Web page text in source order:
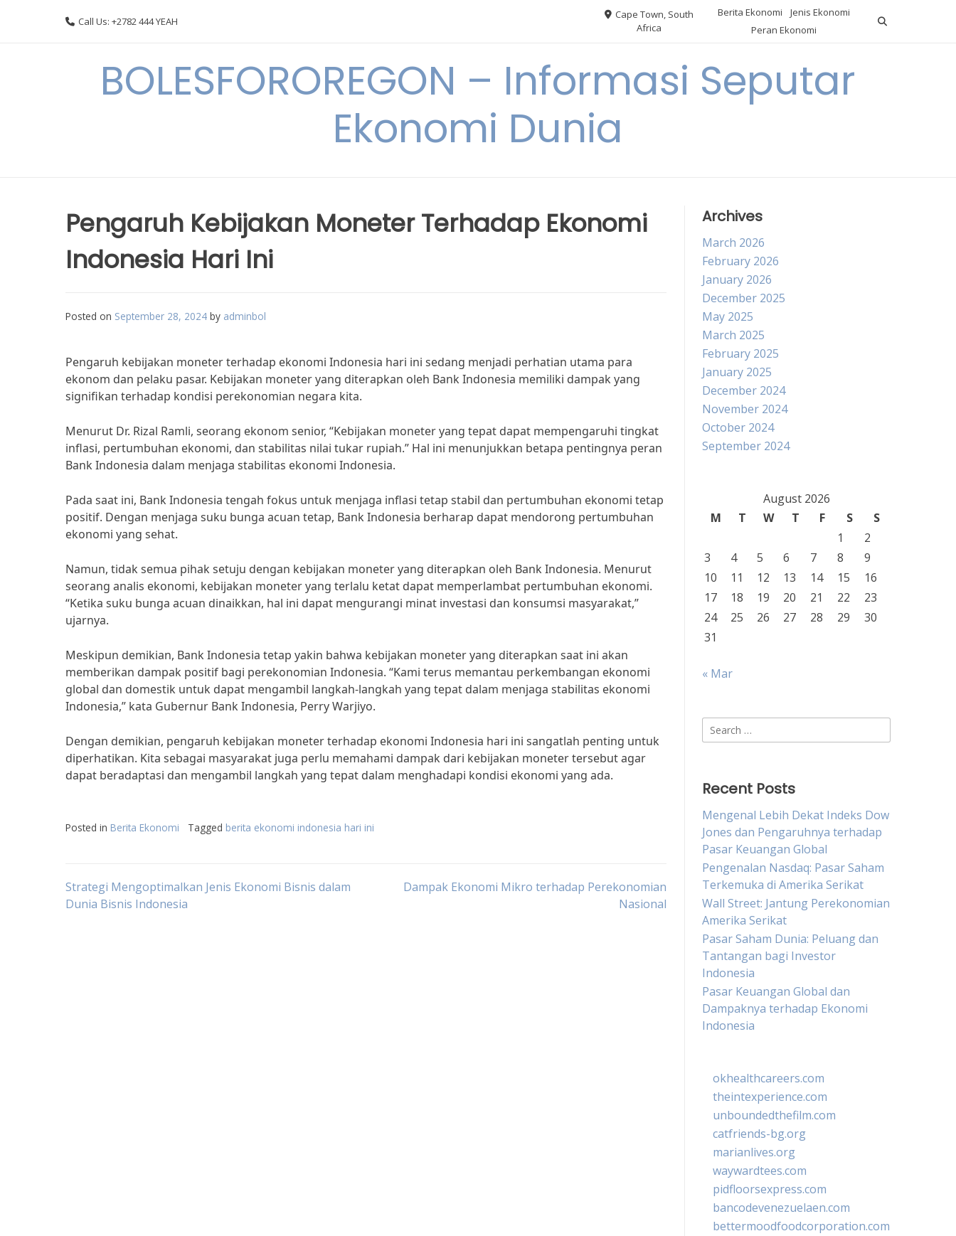
Call Us: +2782 444 YEAH
Cape Town, South
Africa
Berita Ekonomi
Jenis Ekonomi
Peran Ekonomi
BOLESFOROREGON – Informasi Seputar
Ekonomi Dunia
Pengaruh Kebijakan Moneter Terhadap Ekonomi
Indonesia Hari Ini
Posted on September 28, 2024 by adminbol
Pengaruh kebijakan moneter terhadap ekonomi Indonesia hari ini sedang menjadi perhatian utama para
ekonom dan pelaku pasar. Kebijakan moneter yang diterapkan oleh Bank Indonesia memiliki dampak yang
signifikan terhadap kondisi perekonomian negara kita.
Menurut Dr. Rizal Ramli, seorang ekonom senior, “Kebijakan moneter yang tepat dapat mempengaruhi tingkat
inflasi, pertumbuhan ekonomi, dan stabilitas nilai tukar rupiah.” Hal ini menunjukkan betapa pentingnya peran
Bank Indonesia dalam menjaga stabilitas ekonomi Indonesia.
Pada saat ini, Bank Indonesia tengah fokus untuk menjaga inflasi tetap stabil dan pertumbuhan ekonomi tetap
positif. Dengan menjaga suku bunga acuan tetap, Bank Indonesia berharap dapat mendorong pertumbuhan
ekonomi yang sehat.
Namun, tidak semua pihak setuju dengan kebijakan moneter yang diterapkan oleh Bank Indonesia. Menurut
seorang analis ekonomi, kebijakan moneter yang terlalu ketat dapat memperlambat pertumbuhan ekonomi.
“Ketika suku bunga acuan dinaikkan, hal ini dapat mengurangi minat investasi dan konsumsi masyarakat,”
ujarnya.
Meskipun demikian, Bank Indonesia tetap yakin bahwa kebijakan moneter yang diterapkan saat ini akan
memberikan dampak positif bagi perekonomian Indonesia. “Kami terus memantau perkembangan ekonomi
global dan domestik untuk dapat mengambil langkah-langkah yang tepat dalam menjaga stabilitas ekonomi
Indonesia,” kata Gubernur Bank Indonesia, Perry Warjiyo.
Dengan demikian, pengaruh kebijakan moneter terhadap ekonomi Indonesia hari ini sangatlah penting untuk
diperhatikan. Kita sebagai masyarakat juga perlu memahami dampak dari kebijakan moneter tersebut agar
dapat beradaptasi dan mengambil langkah yang tepat dalam menghadapi kondisi ekonomi yang ada.
Posted in Berita Ekonomi Tagged berita ekonomi indonesia hari ini
Post
Strategi Mengoptimalkan Jenis Ekonomi Bisnis dalam
Dunia Bisnis Indonesia
Dampak Ekonomi Mikro terhadap Perekonomian
Nasional
Archives
March 2026
February 2026
January 2026
December 2025
May 2025
March 2025
February 2025
January 2025
December 2024
November 2024
October 2024
September 2024
August 2026
M
T W T F S
S
1
2
3
4 5 6 7 8
9
10
11 12 13 14 15
16
17
18 19 20 21 22
23
24
25 26 27 28 29
30
31
« Mar
Search
for:
Recent Posts
Mengenal Lebih Dekat Indeks Dow
Jones dan Pengaruhnya terhadap
Pasar Keuangan Global
Pengenalan Nasdaq: Pasar Saham
Terkemuka di Amerika Serikat
Wall Street: Jantung Perekonomian
Amerika Serikat
Pasar Saham Dunia: Peluang dan
Tantangan bagi Investor
Indonesia
Pasar Keuangan Global dan
Dampaknya terhadap Ekonomi
Indonesia
okhealthcareers.com
theintexperience.com
unboundedthefilm.com
catfriends-bg.org
marianlives.org
waywardtees.com
pidfloorsexpress.com
bancodevenezuelaen.com
bettermoodfoodcorporation.com